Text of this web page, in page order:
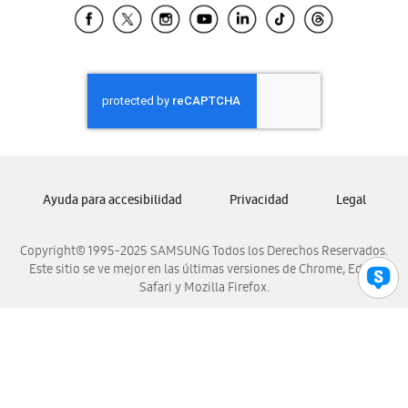
Samsung El Salvador
Samsung Honduras
Samsung Nicaragua
Samsung Panamá
Samsung Venezuela
Copyright© 1995-2025 SAMSUNG Todos los Derechos Reservados.
Este sitio se ve mejor en las últimas versiones de Chrome, Edge,
Safari y Mozilla Firefox.
Ayuda para accesibilidad Privacidad Legal